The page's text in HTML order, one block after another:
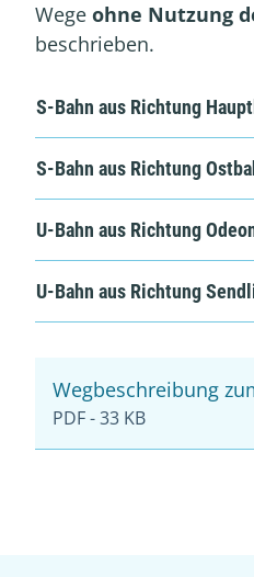
Wege ohne Nutzung
beschrieben.
S-Bahn aus Richtung
S-Bahn aus Richtung
U-Bahn aus Richtung
U-Bahn aus Richtung
Wegbeschreibung
PDF - 33 KB